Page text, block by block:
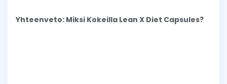
Yhteenveto: Miksi Kokeilla Lean X Diet Capsules?